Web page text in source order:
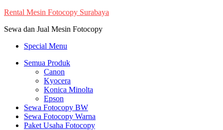
Skip
content
Rental Mesin Fotocopy Surabaya
Sewa dan Jual Mesin Fotocopy
Special Menu
Semua Produk
Canon
Kyocera
Konica Minolta
Epson
Sewa Fotocopy BW
Sewa Fotocopy Warna
Paket Usaha Fotocopy